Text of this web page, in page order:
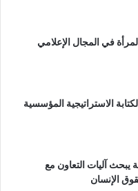
في المجال الإعلامي
الاستراتيجية المؤسسية
يبحث آليات التعاون مع
الإنسان